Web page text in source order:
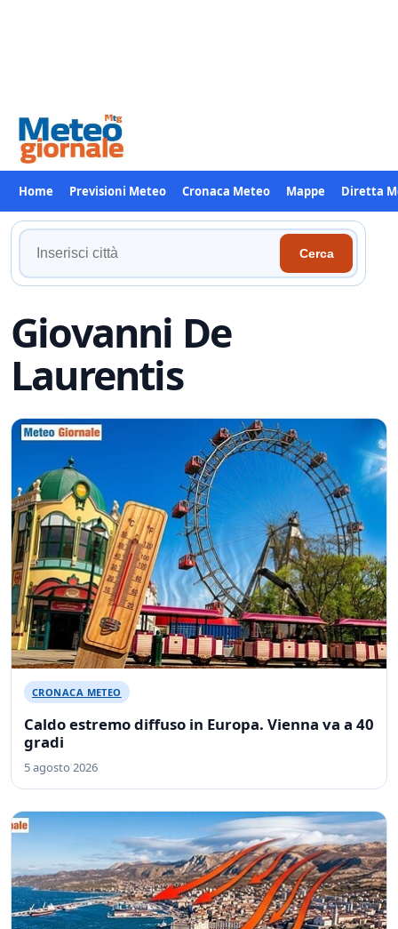
Home Previsioni Meteo Cronaca Meteo Mappe Diretta
Cerca
tua
Cerca
Giovanni De
Laurentis
CRONACA METEO
Caldo estremo diffuso in Europa. Vienna va a 40
gradi
5 agosto 2026